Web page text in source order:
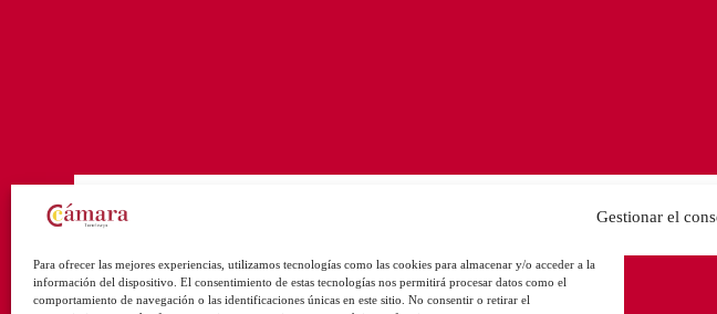
Gestionar el
Para ofrecer las mejores experiencias, utilizamos tecnologías como las cookies para almacenar y/o acceder a la
información del dispositivo. El consentimiento de estas tecnologías nos permitirá procesar datos como el
comportamiento de navegación o las identificaciones únicas en este sitio. No consentir o retirar el